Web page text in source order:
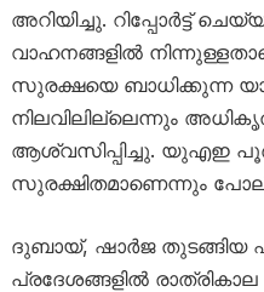
അറിയിച്ചു. റിപ്പോർട്ട്
വാഹനങ്ങളിൽ
സുരക്ഷയെ ബാധിക്കുന്ന
നിലവിലില്ലെന്നും
ആശ്വസിപ്പിച്ചു. യുഎഇ
സുരക്ഷിതമാണെന്നും
ദുബായ്, ഷാർജ തുടങ്ങിയ
പ്രദേശങ്ങളിൽ